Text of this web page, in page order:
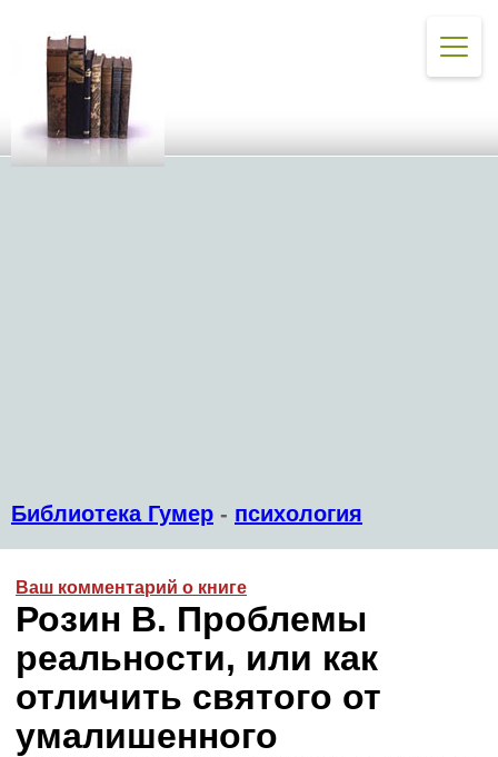
Библиотека Гумер - психология
Ваш комментарий о книге
Розин В. Проблемы
реальности, или как
отличить святого от
умалишенного